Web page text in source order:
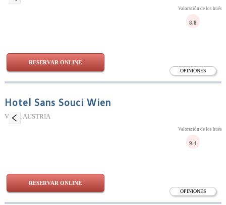
OPINIONES
Valoración de los
8.8
RESERVAR ONLINE
Hotel Sans Souci Wien
Viena, AUSTRIA
OPINIONES
Valoración de los
9.4
RESERVAR ONLINE